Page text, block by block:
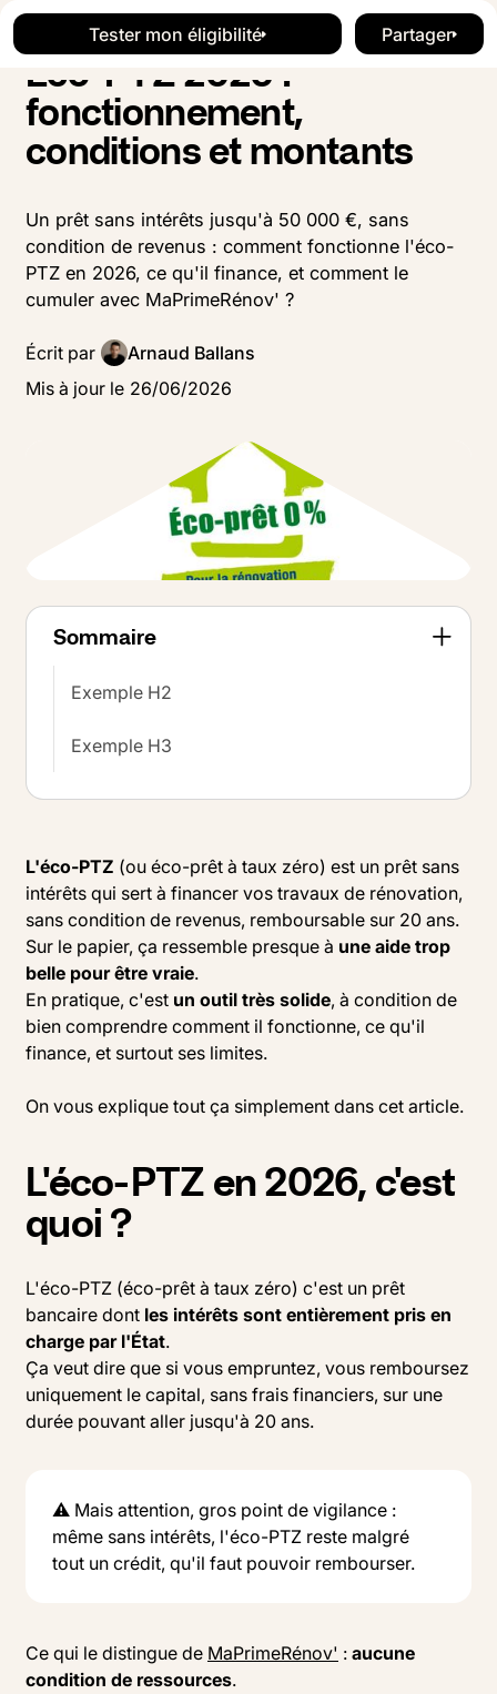
Button Text
Tester mon éligibilité
Blog Aides & Subventions
Éco-PTZ 2026 :
fonctionnement,
conditions et montants
Un prêt sans intérêts jusqu'à 50 000 €, sans
condition de revenus : comment fonctionne l'éco-
PTZ en 2026, ce qu'il finance, et comment le
cumuler avec MaPrimeRénov' ?
Écrit par
Arnaud Ballans
Mis à jour le 26/06/2026
Sommaire
Exemple H2
Exemple H3
L'éco-PTZ (ou éco-prêt à taux zéro) est un prêt sans
intérêts qui sert à financer vos travaux de rénovation,
sans condition de revenus, remboursable sur 20 ans.
Sur le papier, ça ressemble presque à une aide trop
belle pour être vraie.
En pratique, c'est un outil très solide, à condition de
bien comprendre comment il fonctionne, ce qu'il
finance, et surtout ses limites.
On vous explique tout ça simplement dans cet article.
L'éco-PTZ en 2026, c'est
quoi ?
L'éco-PTZ (éco-prêt à taux zéro) c'est un prêt
bancaire dont les intérêts sont entièrement pris en
charge par l'État.
Ça veut dire que si vous empruntez, vous remboursez
uniquement le capital, sans frais financiers, sur une
durée pouvant aller jusqu'à 20 ans.
⚠️ Mais attention, gros point de vigilance :
même sans intérêts, l'éco-PTZ reste malgré
tout un crédit, qu'il faut pouvoir rembourser.
Ce qui le distingue de MaPrimeRénov' : aucune
condition de ressources.
Button Text
Tester mon éligibilité Button
Partager